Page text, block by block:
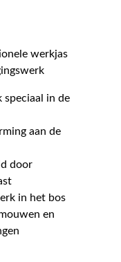
werkjas
speciaal in de
aan de
door
in het bos
en